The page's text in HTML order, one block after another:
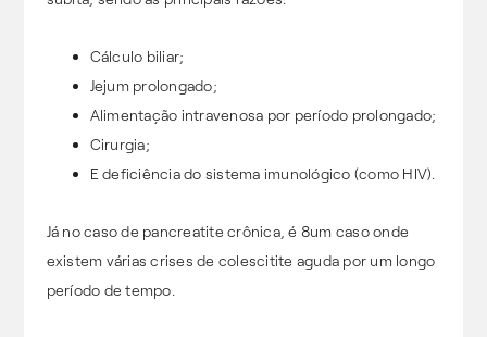
Cálculo biliar;
Jejum prolongado;
Alimentação intravenosa por período prolongado;
Cirurgia;
E deficiência do sistema imunológico (como HIV).
Já no caso de pancreatite crônica, é 8um caso onde
existem várias crises de colescitite aguda por um longo
período de tempo.